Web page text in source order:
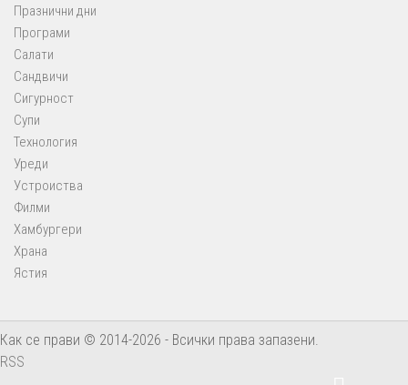
Празнични дни
Програми
Салати
Сандвичи
Сигурност
Супи
Технология
Уреди
Устроиства
Филми
Хамбургери
Храна
Ястия
Как се прави © 2014-2026 - Всички права запазени.
RSS